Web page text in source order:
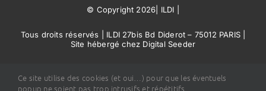
© Copyright 2026 ILDI
Tous droits réservés | ILDI 27bis Bd Diderot – 75012 PARIS |
Site hébergé chez Digital Seeder
Ce site utilise des cookies (et oui…) pour que les éventuels
popup ne soient pas trop intrusifs et répétitifs.